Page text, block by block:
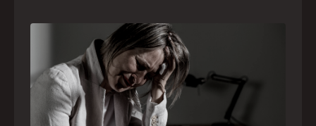
Crise psiquiátrica é urgência médica: saiba
como o SAMU atua nesses casos
Surtos, tentativas de suicídio e episódios de
agitação intensa são considerados urgências
médicas e devem receber atendimento